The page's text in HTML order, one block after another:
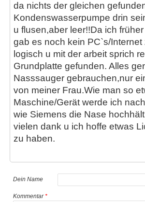
da nichts der gleichen
Kondenswasserpumpe drin
u flusen,aber leer!!Da ich
gab es noch kein PC`s/
logisch u mit der arbeit sprich
Grundplatte gefunden. Alles
Nasssauger gebrauchen,nur
von meiner Frau.Wie man so
Maschine/Gerät werde ich
wie Siemens die Nase
vielen dank u ich hoffe etwas
zu haben.
Dein Name
Kommentar*